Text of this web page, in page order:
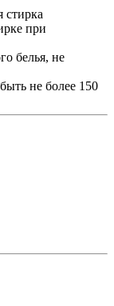
стирка
при
белья, не
не более 150